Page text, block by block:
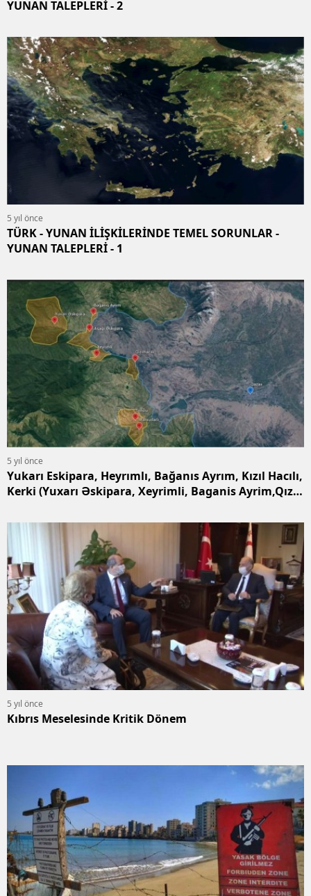
YUNAN TALEPLERİ - 2
5 yıl önce
TÜRK - YUNAN İLİŞKİLERİNDE TEMEL SORUNLAR -
YUNAN TALEPLERİ - 1
5 yıl önce
Yukarı Eskipara, Heyrımlı, Bağanıs Ayrım, Kızıl Hacılı,
Kerki (Yuxarı Əskipara, Xeyrimli, Baganis Ayrim,Qızıl
5 yıl önce
Kıbrıs Meselesinde Kritik Dönem